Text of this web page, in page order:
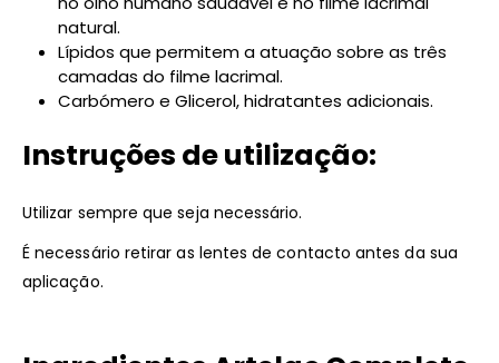
natural.
Lípidos que permitem a atuação sobre as três
camadas do filme lacrimal.
Carbómero e Glicerol, hidratantes adicionais.
Instruções de utilização:
Utilizar sempre que seja necessário.
É necessário retirar as lentes de contacto antes da sua
aplicação.